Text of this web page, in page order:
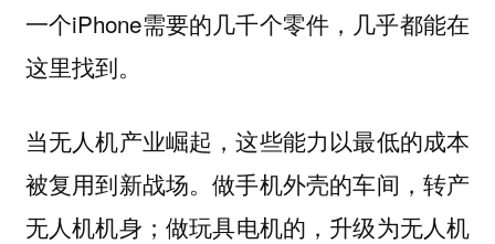
一个iPhone需要的几千个零件，几乎都能在
这里找到。
当无人机产业崛起，这些能力以最低的成本
被复用到新战场。做手机外壳的车间，转产
无人机机身；做玩具电机的，升级为无人机